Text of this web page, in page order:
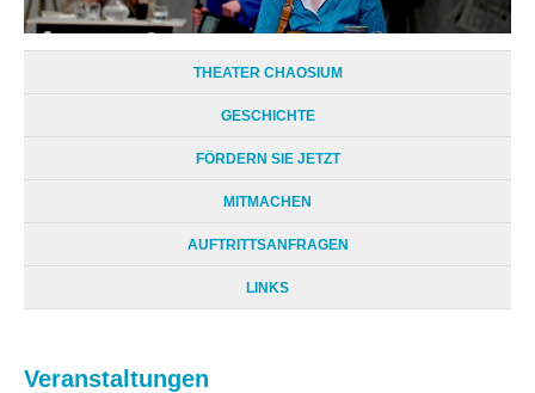
THEATER CHAOSIUM
GESCHICHTE
FÖRDERN SIE JETZT
MITMACHEN
AUFTRITTSANFRAGEN
LINKS
Veranstaltungen